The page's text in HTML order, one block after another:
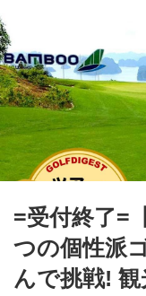
=受付終了=
つの個性派
んで挑戦!